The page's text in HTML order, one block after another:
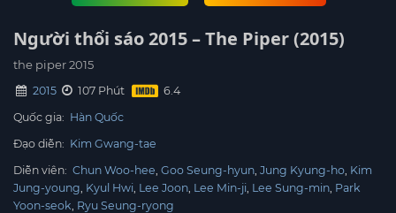
Người thổi sáo 2015 – The Piper (2015)
the piper 2015
2015
107 Phút
Quốc gia: Hàn Quốc
Đạo diễn: Kim Gwang-tae
Diễn viên: Chun Woo-hee Goo Seung-hyun Jung Kyung-ho Kim
Jung-young Kyul Hwi Lee Joon Lee Min-ji Lee Sung-min Park
Yoon-seok Ryu Seung-ryong